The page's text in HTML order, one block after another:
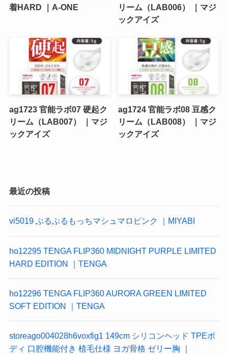
着HARD ｜A-ONE
リーム（LAB006） ｜マジ
ックアイズ
ag1723 官能ラボ07 硬起ク
リーム（LAB007） ｜マジ
ックアイズ
ag1724 官能ラボ08 豆感ク
リーム（LAB008） ｜マジ
ックアイズ
最近の投稿
vi5019 ぶるぶるもっちマシュマロピンク ｜MIYABI
ho12295 TENGA FLIP360 MIDNIGHT PURPLE LIMITED
HARD EDITION ｜TENGA
ho12296 TENGA FLIP360 AURORA GREEN LIMITED
SOFT EDITION ｜TENGA
storeago004028h6voxfig1 149cm シリコンヘッド TPEボ
ディ 口腔機能付き 植毛仕様 ヨガ骨格 ゼリー胸 ｜